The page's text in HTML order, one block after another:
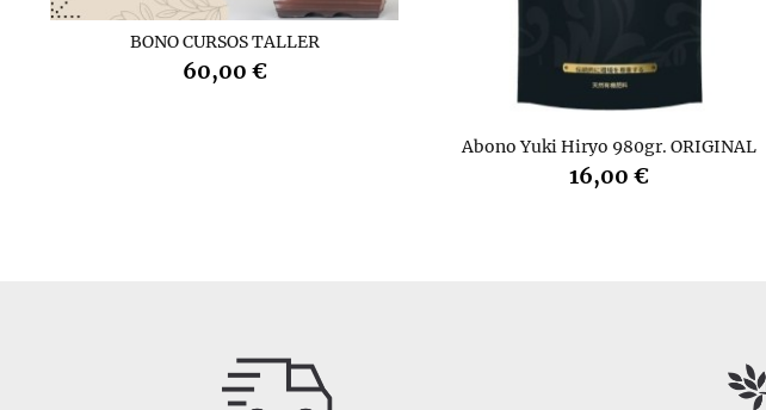
BONO CURSOS TALLER
60,00 €
Abono Yuki Hiryo 980gr. ORIGINAL
16,00 €